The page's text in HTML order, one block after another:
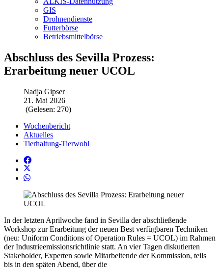
GIS
Drohnendienste
Futterbörse
Betriebsmittelbörse
Abschluss des Sevilla Prozess:
Erarbeitung neuer UCOL
Nadja Gipser
21. Mai 2026
(Gelesen: 270)
Wochenbericht
Aktuelles
Tierhaltung-Tierwohl
In der letzten Aprilwoche fand in Sevilla der abschließende
Workshop zur Erarbeitung der neuen Best verfügbaren Techniken
(neu: Uniform Conditions of Operation Rules = UCOL) im Rahmen
der Industrieemissionsrichtlinie statt. An vier Tagen diskutierten
Stakeholder, Experten sowie Mitarbeitende der Kommission, teils
bis in den späten Abend, über die